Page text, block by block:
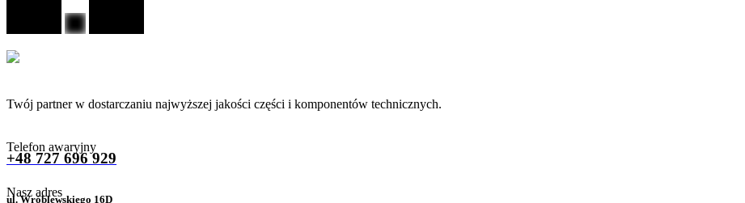
Twój partner w dostarczaniu najwyższej jakości części i komponentów technicznych.
Telefon awaryjny
+48 727 696 929
Nasz adres
ul. Wróblewskiego 16D